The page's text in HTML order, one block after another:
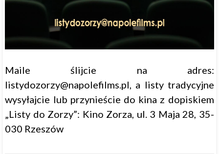
Maile ślijcie na adres:
listydozorzy@napolefilms.pl, a listy tradycyjne
wysyłajcie lub przynieście do kina z dopiskiem
„Listy do Zorzy”: Kino Zorza, ul. 3 Maja 28, 35-
030 Rzeszów